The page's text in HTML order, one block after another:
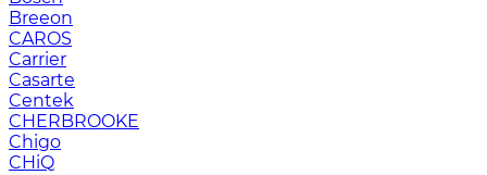
Breeon
CAROS
Carrier
Casarte
Centek
CHERBROOKE
Chigo
CHiQ